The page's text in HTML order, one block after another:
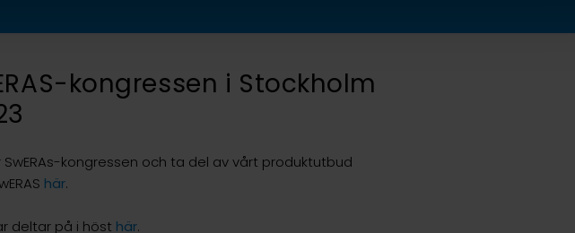
kongressen i Stockholm
kongressen och ta del av vårt produktutbud
här.
deltar på i höst här.